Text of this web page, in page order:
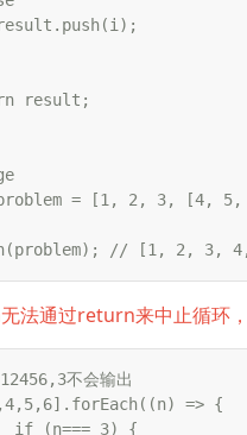
result;
= [1, 2, 3, [4,
// [1, 2, 3,
法通过return来中止循环
不会输出
=> {